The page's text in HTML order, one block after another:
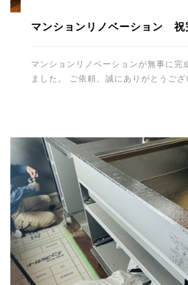
マンションリノベーション 祝
マンションリノベーションが無事に完
ました。 ご依頼、誠にありがとうござ
ありがとうございました。 河野電